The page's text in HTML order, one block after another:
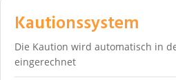
Kautionssystem
Die Kaution wird automatisch in
eingerechnet